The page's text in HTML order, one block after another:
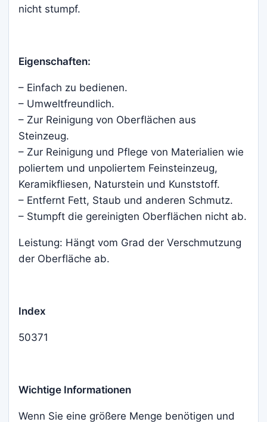
nicht stumpf.
Eigenschaften:
– Einfach zu bedienen.
– Umweltfreundlich.
– Zur Reinigung von Oberflächen aus
Steinzeug.
– Zur Reinigung und Pflege von Materialien wie
poliertem und unpoliertem Feinsteinzeug,
Keramikfliesen, Naturstein und Kunststoff.
– Entfernt Fett, Staub und anderen Schmutz.
– Stumpft die gereinigten Oberflächen nicht ab.
Leistung: Hängt vom Grad der Verschmutzung
der Oberfläche ab.
Index
50371
Wichtige Informationen
Wenn Sie eine größere Menge benötigen und